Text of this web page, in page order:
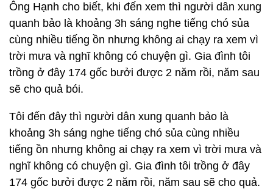
Ông Hạnh cho biết, khi đến xem thì người dân xung
quanh bảo là khoảng 3h sáng nghe tiếng chó sủa
cùng nhiều tiếng ồn nhưng không ai chạy ra xem vì
trời mưa và nghĩ không có chuyện gì. Gia đình tôi
trồng ở đây 174 gốc bưởi được 2 năm rồi, năm sau
sẽ cho quả bói.
Tôi đến đây thì người dân xung quanh bảo là
khoảng 3h sáng nghe tiếng chó sủa cùng nhiều
tiếng ồn nhưng không ai chạy ra xem vì trời mưa và
nghĩ không có chuyện gì. Gia đình tôi trồng ở đây
174 gốc bưởi được 2 năm rồi, năm sau sẽ cho quả.